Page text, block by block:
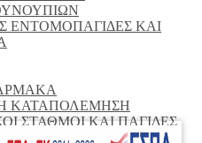
ΕΝΤΟΜΟΠΑΓΙΔΕΣ ΚΑΙ
ΚΑΤΑΠΟΛΕΜΗΣΗ
ΣΤΑΘΜΟΙ ΚΑΙ ΠΑΓΙΔΕΣ
ΠΤΗΝΩΝ